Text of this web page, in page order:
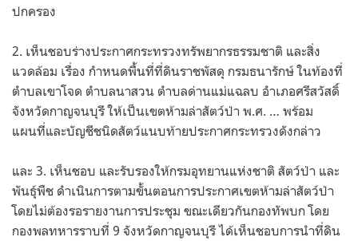
ปกครอง
2. เห็นชอบร่างประกาศกระทรวงทรัพยากรธรรมชาติ และสิ่ง
แวดล้อม เรื่อง กำหนดพื้นที่ที่ดินราชพัสดุ กรมธนารักษ์ ในท้องที่
ตำบลเขาโจด ตำบลนาสวน ตำบลด่านแม่แฉลบ อำเภอศรีสวัสดิ์
จังหวัดกาญจนบุรี ให้เป็นเขตห้ามล่าสัตว์ป่า พ.ศ. … พร้อม
แผนที่และบัญชีชนิดสัตว์แนบท้ายประกาศกระทรวงดังกล่าว
และ 3. เห็นชอบ และรับรองให้กรมอุทยานแห่งชาติ สัตว์ป่า และ
พันธุ์พืช ดำเนินการตามขั้นตอนการประกาศเขตห้ามล่าสัตว์ป่า
โดยไม่ต้องรอรายงานการประชุม ขณะเดียวกันกองทัพบก โดย
กองพลทหารราบที่ 9 จังหวัดกาญจนบุรี ได้เห็นชอบการนำที่ดิน